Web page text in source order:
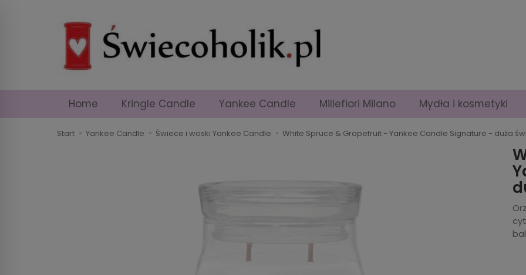
Home Kringle Candle Yankee Candle Millefiori Milano Mydła i kosmetyki
Start Yankee Candle Świece i woski Yankee Candle White Spruce & Grapefruit - Yankee Candle Signature - duża